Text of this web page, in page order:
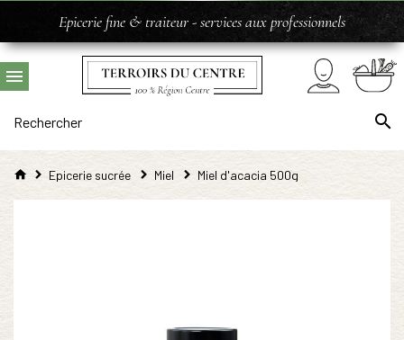
Epicerie fine & traiteur - services aux professionnels
Epicerie sucrée Miel Miel d'acacia 500g